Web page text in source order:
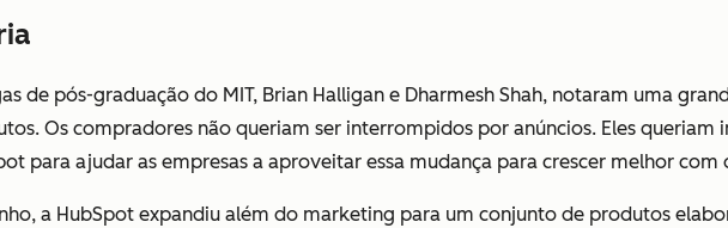
de pós-graduação do MIT, Brian Halligan e Dharmesh Shah, notaram uma
Os compradores não queriam ser interrompidos por anúncios. Eles queriam
para ajudar as empresas a aproveitar essa mudança para crescer melhor
a HubSpot expandiu além do marketing para um conjunto de produtos